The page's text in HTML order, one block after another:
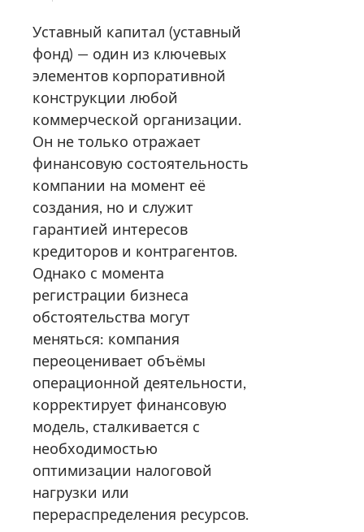
Уставный капитал (уставный
фонд) — один из ключевых
элементов корпоративной
конструкции любой
коммерческой организации.
Он не только отражает
финансовую состоятельность
компании на момент её
создания, но и служит
гарантией интересов
кредиторов и контрагентов.
Однако с момента
регистрации бизнеса
обстоятельства могут
меняться: компания
переоценивает объёмы
операционной деятельности,
корректирует финансовую
модель, сталкивается с
необходимостью
оптимизации налоговой
нагрузки или
перераспределения ресурсов.